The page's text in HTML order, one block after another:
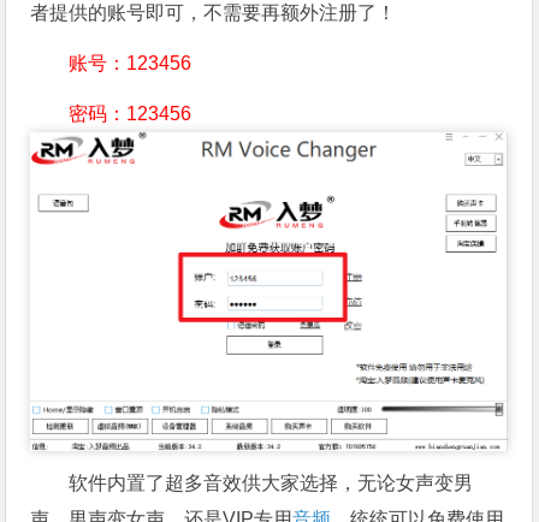
者提供的账号即可，不需要再额外注册了！
账号：123456
密码：123456
软件内置了超多音效供大家选择，无论女声变男